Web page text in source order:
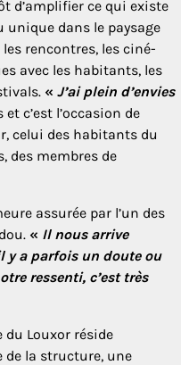
d’amplifier ce qui existe
unique dans le paysage
rencontres, les ciné-
avec les habitants, les
« J’ai plein d’envies
c’est l’occasion de
celui des habitants du
des membres de
assurée par l’un des
« Il nous arrive
y a parfois un doute ou
ressenti, c’est très
du Louxor réside
la structure, une